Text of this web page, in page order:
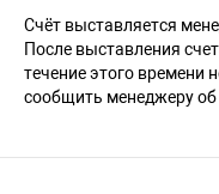
Счёт выставляется
После выставления
течение этого времени
сообщить менеджеру об